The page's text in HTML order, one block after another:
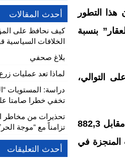
المائة، موضحا أن هذا التطور
بنسبة
التوالي،
وأشار بنك المغرب إلى أن الحجم الإجمالي للمبادلات بلغ 791,3 مليون درهم مقابل 882,3
المنجزة في
أحدث المقالات
كيف نحافظ على
الخلافات السياسية
بلاغ صحفي
لماذا تعد عمليات
تخفي خطرا صامتا
تحذيرات من مخاطر
تزامناً مع “موجة
أحدث التعليقات